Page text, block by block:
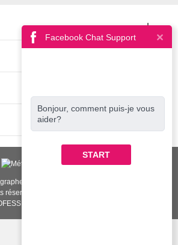
Facebook Chat Support
Bonjour, comment puis-je vous
aider?
START
et professionnels de l'image | www.crea-
réservés 2009-2021. LABORATOIRE PHOTO
"Made in Paris"